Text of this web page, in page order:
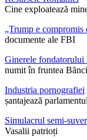
Cine exploatează
„Trump e compromis
documente ale FBI
Ginerele
numit în fruntea
Industria pornografiei
șantajează
Simulacrul semi-
Vasalii patrioți